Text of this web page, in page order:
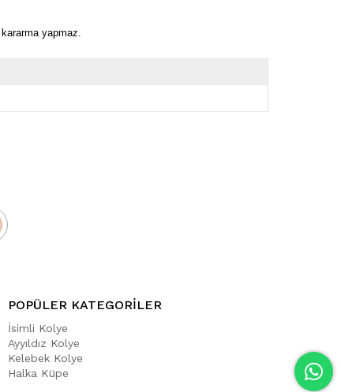
yapmaz.
POPÜLER KATEGORİLER
İsimli Kolye
Ayyıldız Kolye
Kelebek Kolye
Halka Küpe